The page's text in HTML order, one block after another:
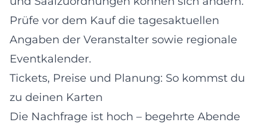
Prüfe vor dem Kauf die tagesaktuellen
Angaben der Veranstalter sowie regionale
Eventkalender.
Tickets, Preise und Planung: So kommst du
zu deinen Karten
Die Nachfrage ist hoch – begehrte Abende